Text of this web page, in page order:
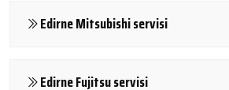
Edirne Mitsubishi servisi
Edirne Fujitsu servisi